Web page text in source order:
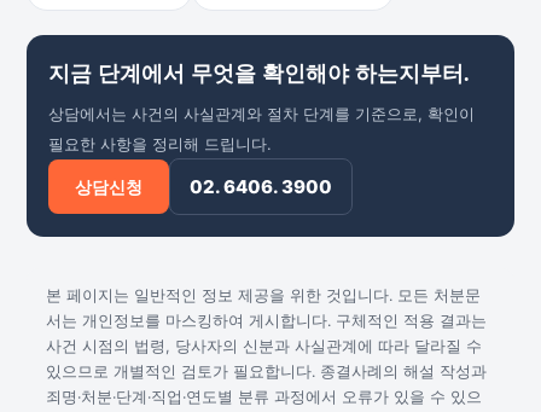
지금 단계에서 무엇을 확인해야 하는지부터.
상담에서는 사건의 사실관계와 절차 단계를 기준으로, 확인이
필요한 사항을 정리해 드립니다.
상담신청 02. 6406. 3900
본 페이지는 일반적인 정보 제공을 위한 것입니다. 모든 처분문
서는 개인정보를 마스킹하여 게시합니다. 구체적인 적용 결과는
사건 시점의 법령, 당사자의 신분과 사실관계에 따라 달라질 수
있으므로 개별적인 검토가 필요합니다. 종결사례의 해설 작성과
죄명·처분·단계·직업·연도별 분류 과정에서 오류가 있을 수 있으